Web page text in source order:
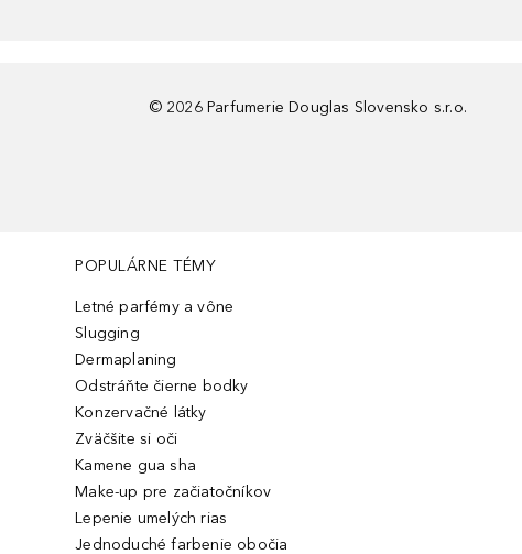
© 2026 Parfumerie Douglas Slovensko s.r.o.
POPULÁRNE TÉMY
Letné parfémy a vône
Slugging
Dermaplaning
Odstráňte čierne bodky
Konzervačné látky
Zväčšite si oči
Kamene gua sha
Make-up pre začiatočníkov
Lepenie umelých rias
Jednoduché farbenie obočia